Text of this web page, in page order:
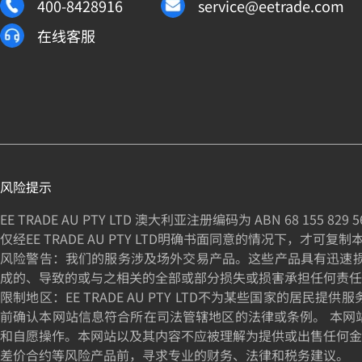
400-8428916
service@eetrade.com
在线客服
风险提示
EE TRADE AU PTY LTD 澳大利亚注册编码为 ABN 68 155 829
仅经EE TRADE AU PTY LTD明确书面同意的情况下，才可复制
风险警告：我们的服务涉及场外交易产品。这些产品具有迅速
成的、导致的或与之相关的全部或部分损失或损害承担任何责
限制地区：EE TRADE AU PTY LTD不为某些国家的居民提供
前确认本网站信息符合所在司法管辖地区的法律或条例。 本
和自愿操作。本网站以及其内容不应被理解为提供或出售任何
差价合约等风险产品前，寻求专业的财务、法律和税务建议。